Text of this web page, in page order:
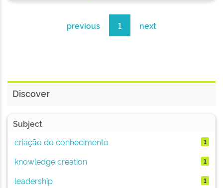
previous 1 next
Discover
Subject
criação do conhecimento
1
knowledge creation 1
leadership 1